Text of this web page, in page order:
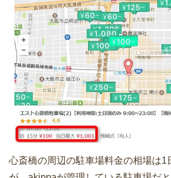
心斎橋の周辺の駐車場料金の相場は1